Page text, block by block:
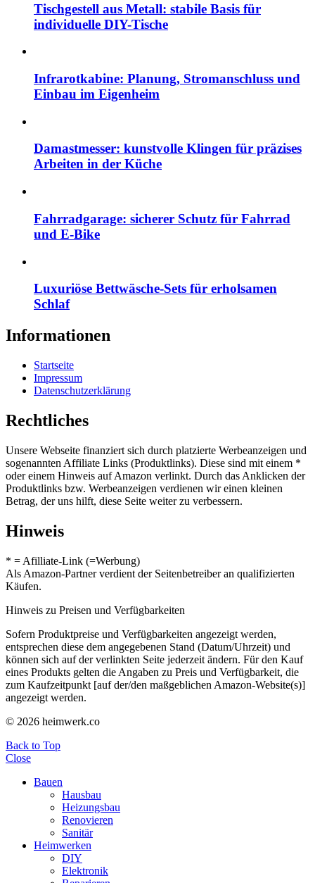
Tischgestell aus Metall: stabile Basis für
individuelle DIY-Tische
Infrarotkabine: Planung, Stromanschluss und
Einbau im Eigenheim
Damastmesser: kunstvolle Klingen für präzises
Arbeiten in der Küche
Fahrradgarage: sicherer Schutz für Fahrrad
und E-Bike
Luxuriöse Bettwäsche-Sets für erholsamen
Schlaf
Informationen
Startseite
Impressum
Datenschutzerklärung
Rechtliches
Unsere Webseite finanziert sich durch platzierte Werbeanzeigen und
sogenannten Affiliate Links (Produktlinks). Diese sind mit einem *
oder einem Hinweis auf Amazon verlinkt. Durch das Anklicken der
Produktlinks bzw. Werbeanzeigen verdienen wir einen kleinen
Betrag, der uns hilft, diese Seite weiter zu verbessern.
Hinweis
* = Afilliate-Link (=Werbung)
Als Amazon-Partner verdient der Seitenbetreiber an qualifizierten
Käufen.
Hinweis zu Preisen und Verfügbarkeiten
Sofern Produktpreise und Verfügbarkeiten angezeigt werden,
entsprechen diese dem angegebenen Stand (Datum/Uhrzeit) und
können sich auf der verlinkten Seite jederzeit ändern. Für den Kauf
eines Produkts gelten die Angaben zu Preis und Verfügbarkeit, die
zum Kaufzeitpunkt [auf der/den maßgeblichen Amazon-Website(s)]
angezeigt werden.
© 2026 heimwerk.co
Back to Top
Close
Bauen
Hausbau
Heizungsbau
Renovieren
Sanitär
Heimwerken
DIY
Elektronik